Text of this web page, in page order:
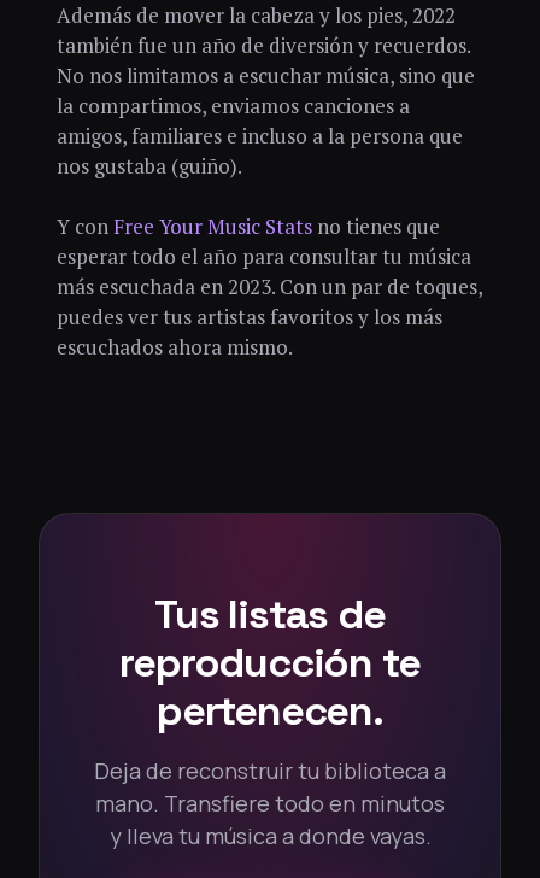
Además de mover la cabeza y los pies, 2022
también fue un año de diversión y recuerdos.
No nos limitamos a escuchar música, sino que
la compartimos, enviamos canciones a
amigos, familiares e incluso a la persona que
nos gustaba (guiño).
Y conFree Your Music Statsno tienes que
esperar todo el año para consultar tu música
más escuchada en 2023. Con un par de toques,
puedes ver tus artistas favoritos y los más
escuchados ahora mismo.
Tus listas de
reproducción te
pertenecen.
Deja de reconstruir tu biblioteca a
mano. Transfiere todo en minutos
y lleva tu música a donde vayas.